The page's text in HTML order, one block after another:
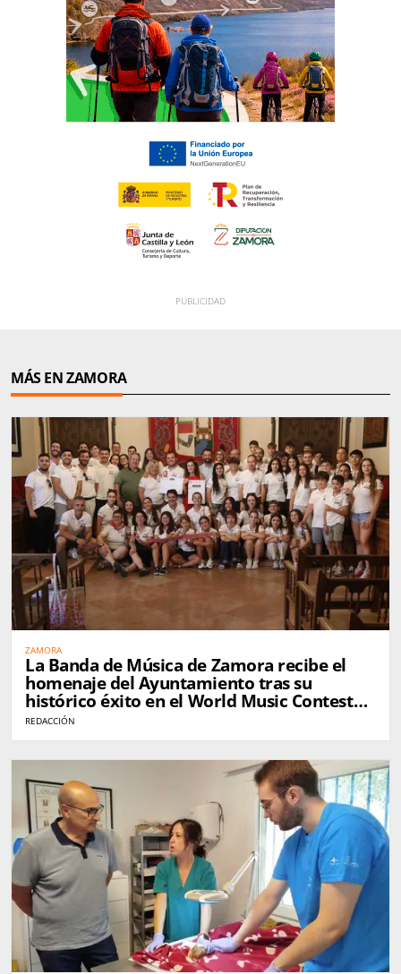
MÁS EN ZAMORA
ZAMORA
La Banda de Música de Zamora recibe el
homenaje del Ayuntamiento tras su
histórico éxito en el World Music Contest
de Kerkrade
REDACCIÓN